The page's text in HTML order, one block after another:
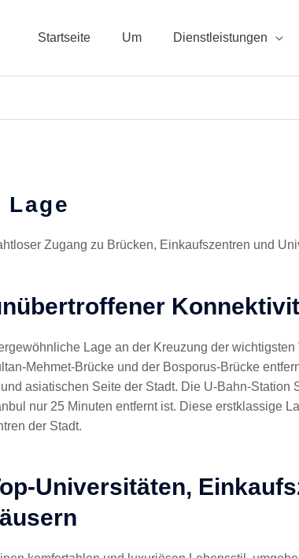
Startseite Um Dienstleistungen
Zugang zu Brücken, Einkaufszentren und
Lage an der Kreuzung der
Mehmet-Brücke und der Bosporus-Brücke
asiatischen Seite der Stadt. Die U-Bahn-Station
nur 25 Minuten entfernt ist. Diese erstklassige
der Stadt.
Universitäten,